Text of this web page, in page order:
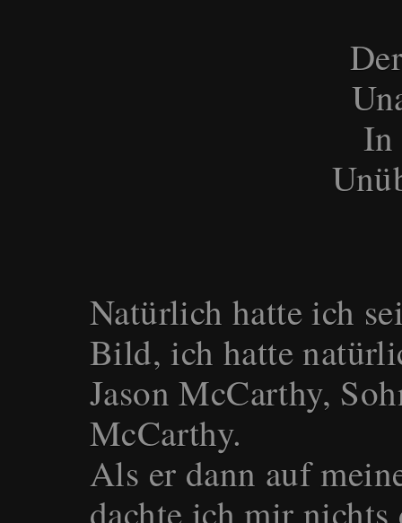
In
Natürlich hatte ich
Bild, ich hatte
Jason McCarthy,
McCarthy.
Als er dann auf
dachte ich mir